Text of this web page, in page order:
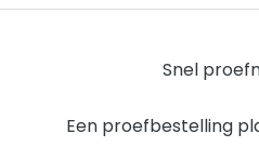
Snel
Een proefbestelling